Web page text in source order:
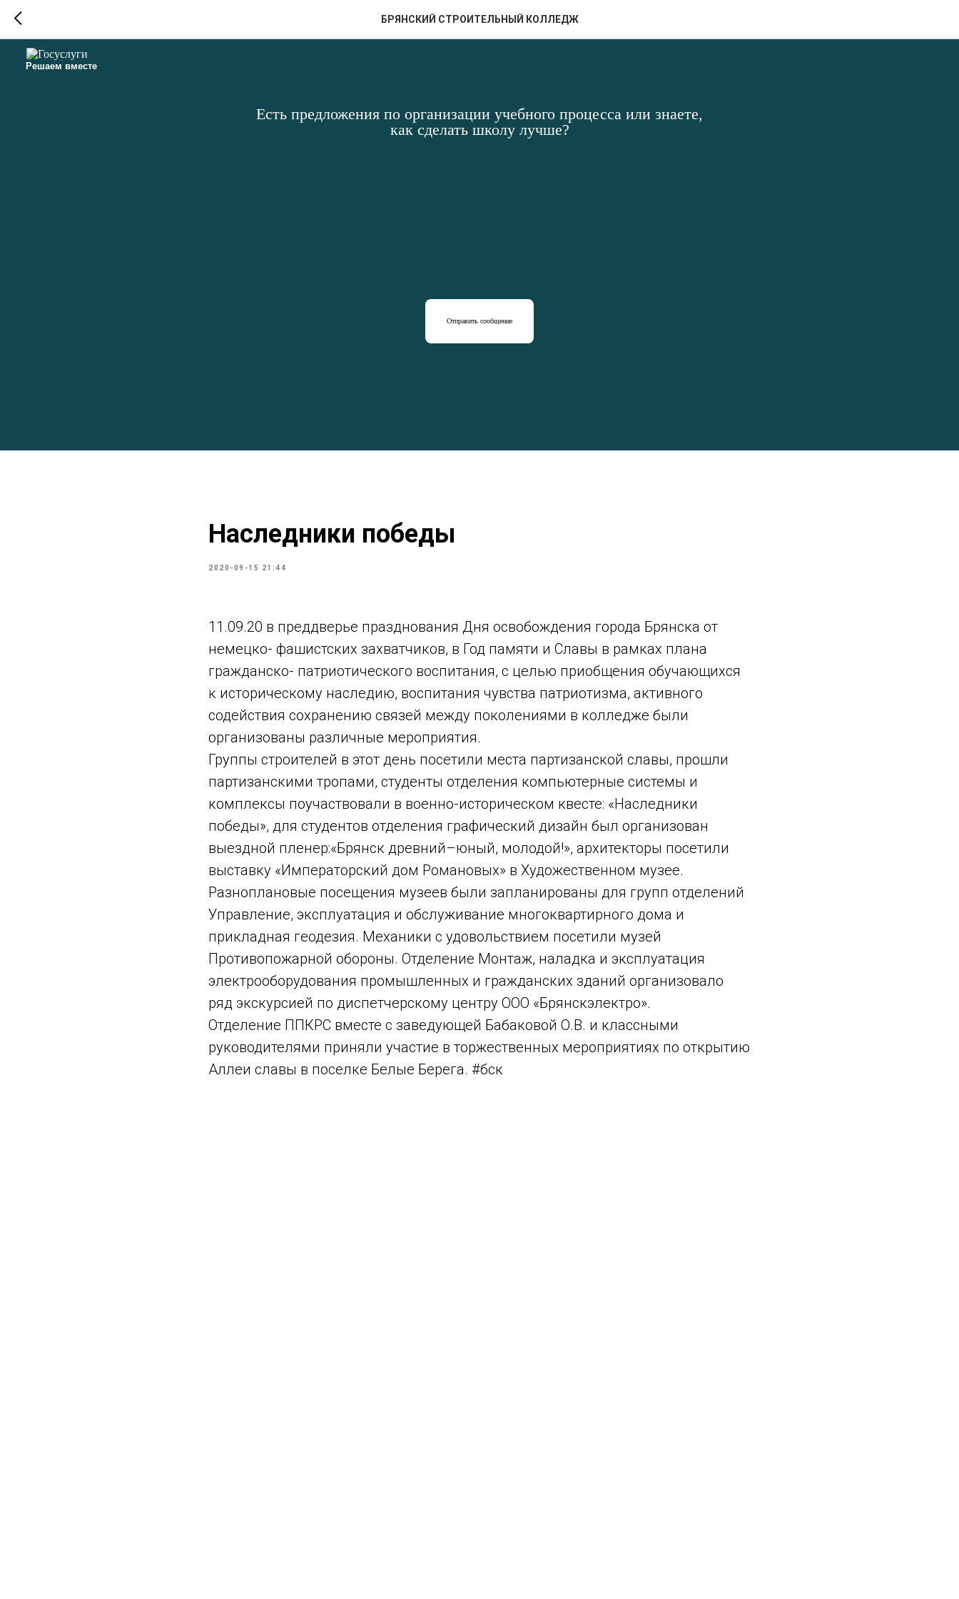
Решаем вместе
Есть предложения по организации учебного процесса или знаете,
как сделать школу лучше?
Отправить сообщение
БРЯНСКИЙ СТРОИТЕЛЬНЫЙ КОЛЛЕДЖ
Наследники победы
2020-09-15 21:44
11.09.20 в преддверье празднования Дня освобождения города Брянска от
немецко- фашистских захватчиков, в Год памяти и Славы в рамках плана
гражданско- патриотического воспитания, с целью приобщения обучающихся
к историческому наследию, воспитания чувства патриотизма, активного
содействия сохранению связей между поколениями в колледже были
организованы различные мероприятия.
Группы строителей в этот день посетили места партизанской славы, прошли
партизанскими тропами, студенты отделения компьютерные системы и
комплексы поучаствовали в военно-историческом квесте: «Наследники
победы», для студентов отделения графический дизайн был организован
выездной пленер:«Брянск древний–юный, молодой!», архитекторы посетили
выставку «Императорский дом Романовых» в Художественном музее.
Разноплановые посещения музеев были запланированы для групп отделений
Управление, эксплуатация и обслуживание многоквартирного дома и
прикладная геодезия. Механики с удовольствием посетили музей
Противопожарной обороны. Отделение Монтаж, наладка и эксплуатация
электрооборудования промышленных и гражданских зданий организовало
ряд экскурсией по диспетчерскому центру ООО «Брянскэлектро».
Отделение ППКРС вместе с заведующей Бабаковой О.В. и классными
руководителями приняли участие в торжественных мероприятиях по открытию
Аллеи славы в поселке Белые Берега. #бск